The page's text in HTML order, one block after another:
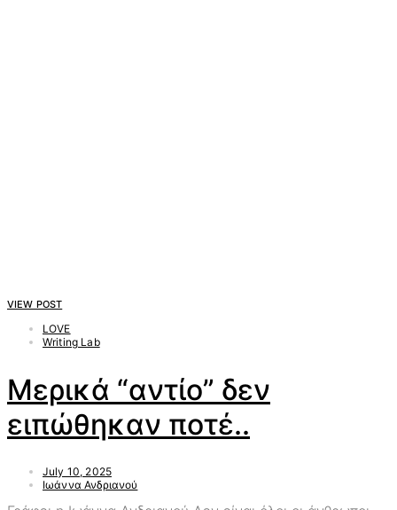
VIEW POST
LOVE
Writing Lab
Μερικά “αντίο” δεν
ειπώθηκαν ποτέ..
July 10, 2025
Ιωάννα Ανδριανού